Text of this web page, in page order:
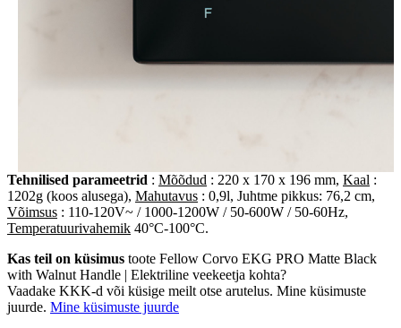
Tehnilised parameetrid : Mõõdud : 220 x 170 x 196 mm, Kaal :
1202g (koos alusega), Mahutavus : 0,9l, Juhtme pikkus: 76,2 cm,
Võimsus : 110-120V~ / 1000-1200W / 50-600W / 50-60Hz,
Temperatuurivahemik 40°C-100°C.
Kas teil on küsimus toote Fellow Corvo EKG PRO Matte Black
with Walnut Handle | Elektriline veekeetja kohta?
Vaadake KKK-d või küsige meilt otse arutelus. Mine küsimuste
juurde. Mine küsimuste juurde